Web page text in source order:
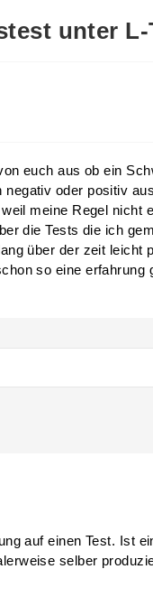
unter
euch aus ob ein
oder positiv
meine Regel nicht
die Tests die ich
über der zeit leicht
so eine erfahrung
auf einen Test. Ist
selber